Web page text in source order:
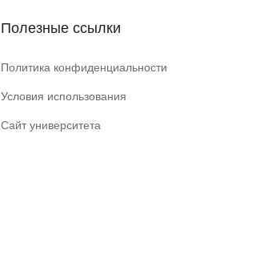
Полезные ссылки
Политика конфиденциальности
Условия использования
Сайт университета